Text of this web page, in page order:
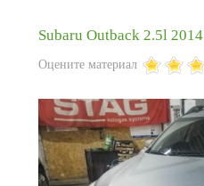
Subaru Outback 2.5l 2014
Оцените материал